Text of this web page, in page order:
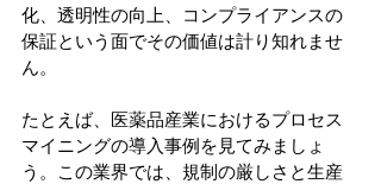
化、透明性の向上、コンプライアンスの
保証という面でその価値は計り知れませ
ん。
たとえば、医薬品産業におけるプロセス
マイニングの導入事例を見てみましょ
う。この業界では、規制の厳しさと生産